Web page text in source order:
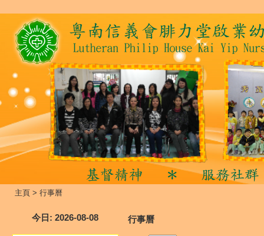
主頁 > 行事曆
今日 : 2026-08-08 行事曆